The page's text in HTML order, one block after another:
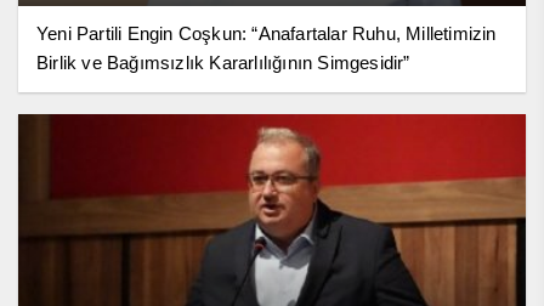
Yeni Partili Engin Coşkun: “Anafartalar Ruhu, Milletimizin
Birlik ve Bağımsızlık Kararlılığının Simgesidir”